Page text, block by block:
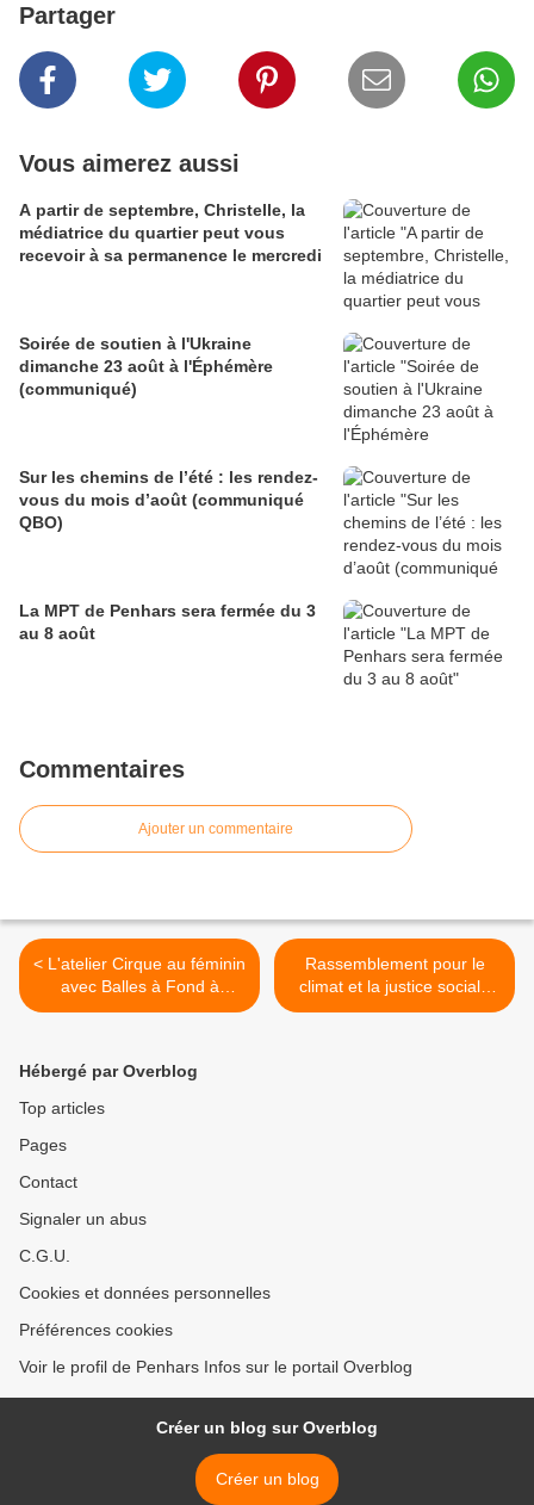
Partager
Vous aimerez aussi
A partir de septembre, Christelle, la
médiatrice du quartier peut vous
recevoir à sa permanence le mercredi
Soirée de soutien à l'Ukraine
dimanche 23 août à l'Éphémère
(communiqué)
Sur les chemins de l’été : les rendez-
vous du mois d’août (communiqué
QBO)
La MPT de Penhars sera fermée du 3
au 8 août
Commentaires
Ajouter un commentaire
< L'atelier Cirque au féminin
avec Balles à Fond à
Kermoysan
Rassemblement pour le
climat et la justice sociale
demain à Quimper >
Hébergé par Overblog
Top articles
Pages
Contact
Signaler un abus
C.G.U.
Cookies et données personnelles
Préférences cookies
Voir le profil de Penhars Infos sur le portail Overblog
Créer un blog sur Overblog
Créer un blog